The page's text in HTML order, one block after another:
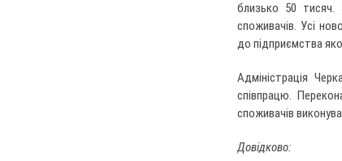
близько 50 тисяч.
споживачів. Усі
до підприємства
Адміністрація
співпрацю.
споживачів
Довідково: